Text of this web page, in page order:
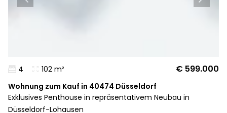
4 102 m² € 599.000
Wohnung zum Kauf in 40474 Düsseldorf
Exklusives Penthouse in repräsentativem Neubau in
Düsseldorf-Lohausen